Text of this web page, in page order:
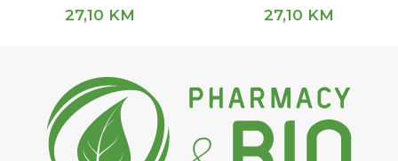
27,10 KM 27,10 KM